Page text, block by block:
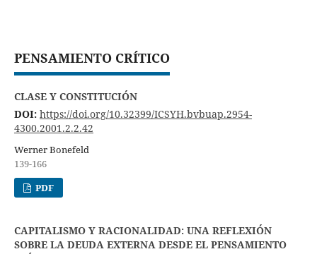
PENSAMIENTO CRÍTICO
CLASE Y CONSTITUCIÓN
DOI: https://doi.org/10.32399/ICSYH.bvbuap.2954-
4300.2001.2.2.42
Werner Bonefeld
139-166
PDF
CAPITALISMO Y RACIONALIDAD: UNA REFLEXIÓN
SOBRE LA DEUDA EXTERNA DESDE EL PENSAMIENTO